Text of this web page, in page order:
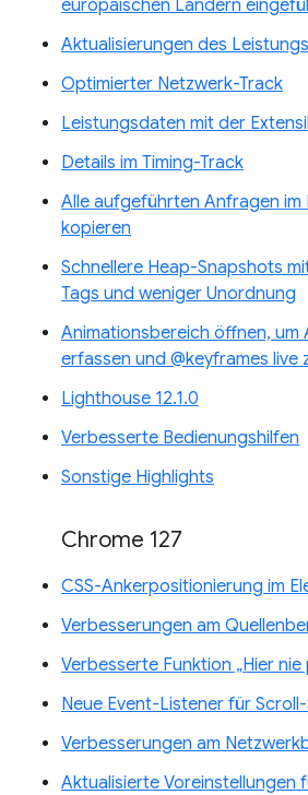
europäischen Ländern
Aktualisierungen des
Optimierter Netzwerk-Track
Leistungsdaten mit der
Details im Timing-Track
Alle aufgeführten Anfragen im
kopieren
Schnellere Heap-Snapshots
Tags und weniger Unordnung
Animationsbereich öffnen, um
erfassen und @keyframes live
Lighthouse 12.1.0
Verbesserte Bedienungshilfen
Sonstige Highlights
Chrome 127
CSS-Ankerpositionierung im
Verbesserungen am
Verbesserte Funktion „Hier nie
Neue Event-Listener für
Verbesserungen am
Aktualisierte Voreinstellungen